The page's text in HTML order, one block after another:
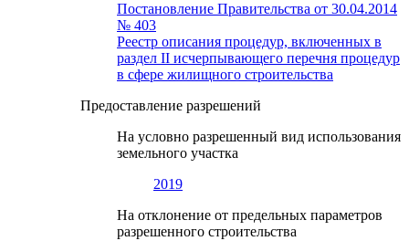
Постановление Правительства от 30.04.2014
№ 403
Реестр описания процедур, включенных в
раздел II исчерпывающего перечня процедур
в сфере жилищного строительства
Предоставление разрешений
На условно разрешенный вид использования
земельного участка
2019
На отклонение от предельных параметров
разрешенного строительства